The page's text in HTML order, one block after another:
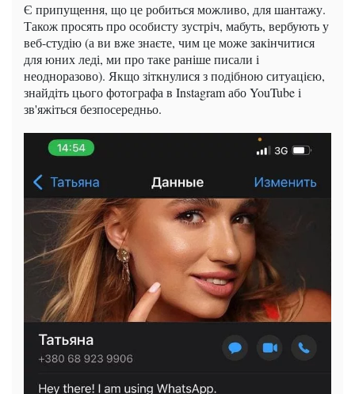
Є припущення, що це робиться можливо, для шантажу.
Також просять про особисту зустріч, мабуть, вербують у
веб-студію (а ви вже знаєте, чим це може закінчитися
для юних леді, ми про таке раніше писали і
неодноразово). Якщо зіткнулися з подібною ситуацією,
знайдіть цього фотографа в Instagram або YouTube і
зв'яжіться безпосередньо.